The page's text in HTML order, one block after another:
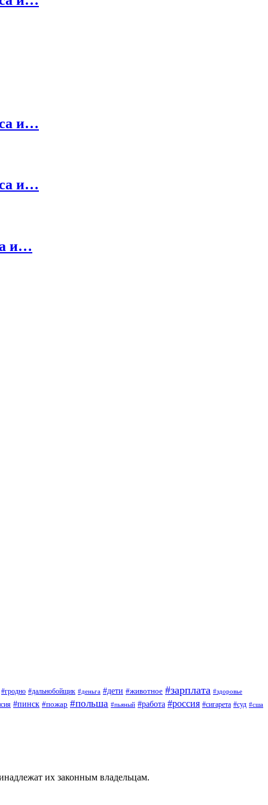
и…
и…
и…
#гродно #дальнобойщик #деньга #дети #животное #зарплата #здоровье
#пинск #пожар #польша #пьяный #работа #россия #сигарета #суд #сша
их законным владельцам.